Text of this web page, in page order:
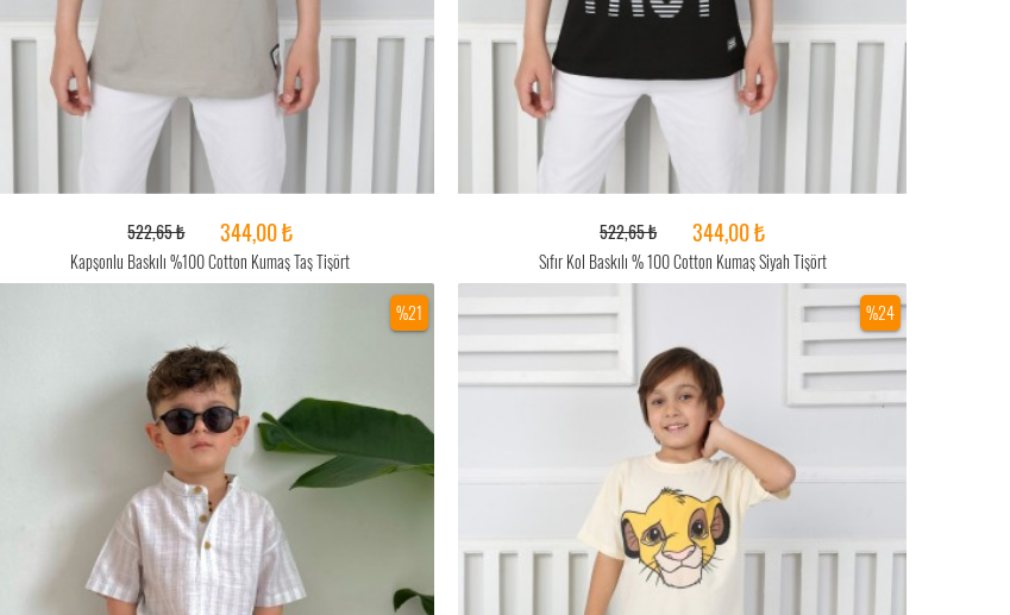
522,65 ₺ 344,00 ₺
Kapşonlu Baskılı %100 Cotton Kumaş Taş Tişört
522,65 ₺ 344,00 ₺
Sıfır Kol Baskılı % 100 Cotton Kumaş Siyah Tişört
%21 %24